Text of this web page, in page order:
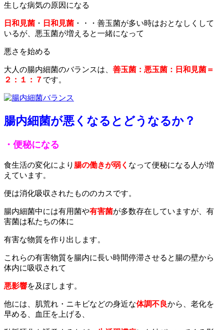
生しな病気の原因になる
日和見菌 ・ 日和見菌 ・・・善玉菌が多い時はおとなしくして
いるが、悪玉菌が増えると一緒になって
悪さを始める
大人の腸内細菌のバランスは、 善玉菌：悪玉菌：日和見菌＝
２：１：７ です。
腸内細菌が悪くなるとどうなるか？
・便秘になる
食生活の変化により 腸の働きが弱く なって便秘になる人が増
えています。
便は消化吸収されたもののカスです。
腸内細菌中には有用菌や有害菌が多数存在していますが、有
害菌は私たちの体に
有害な物質を作り出します。
これらの有害物質を腸内に長い時間停滞させると腸の壁から
体内に吸収されて
悪影響を及ぼします。
他には、肌荒れ・ニキビなどの身近な体調不良から、老化を
早める、血圧を上げる、